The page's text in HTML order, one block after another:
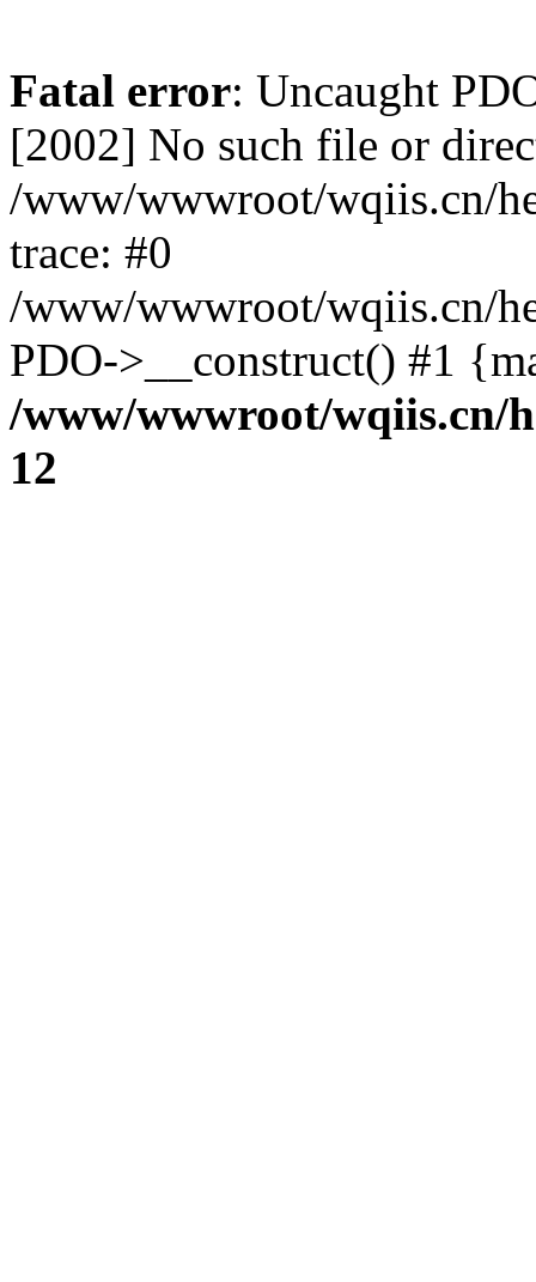
Fatal error: Uncaught
[2002] No such file or
/www/wwwroot/wqiis.cn/
trace: #0
/www/wwwroot/wqiis.cn/
PDO->__construct() #1
/www/wwwroot/wqiis.cn/
12